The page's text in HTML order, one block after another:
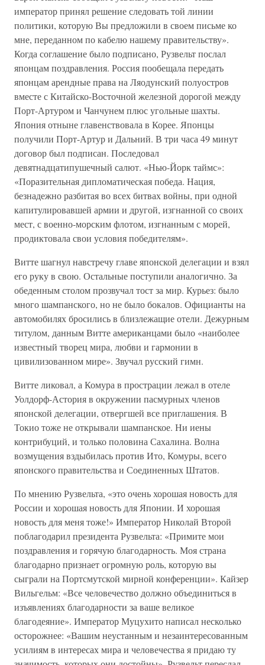
император принял решение следовать той линии
политики, которую Вы предложили в своем письме ко
мне, переданном по кабелю нашему правительству».
Когда соглашение было подписано, Рузвельт послал
японцам поздравления. Россия пообещала передать
японцам арендные права на Ляодунский полуостров
вместе с Китайско-Восточной железной дорогой между
Порт-Артуром и Чанчунем плюс угольные шахты.
Япония отныне главенствовала в Корее. Японцы
получили Порт-Артур и Дальний. В три часа 49 минут
договор был подписан. Последовал
девятнадцатипушечный салют. «Нью-Йорк таймс»:
«Поразительная дипломатическая победа. Нация,
безнадежно разбитая во всех битвах войны, при одной
капитулировавшей армии и другой, изгнанной со своих
мест, с военно-морским флотом, изгнанным с морей,
продиктовала свои условия победителям».
Витте шагнул навстречу главе японской делегации и взял
его руку в свою. Остальные поступили аналогично. За
обеденным столом прозвучал тост за мир. Курьез: было
много шампанского, но не было бокалов. Официанты на
автомобилях бросились в близлежащие отели. Дежурным
титулом, данным Витте американцами было «наиболее
известный творец мира, любви и гармонии в
цивилизованном мире». Звучал русский гимн.
Витте ликовал, а Комура в прострации лежал в отеле
Уолдорф-Астория в окружении пасмурных членов
японской делегации, отвергшей все приглашения. В
Токио тоже не открывали шампанское. Ни иены
контрибуций, и только половина Сахалина. Волна
возмущения вздыбилась против Ито, Комуры, всего
японского правительства и Соединенных Штатов.
По мнению Рузвельта, «это очень хорошая новость для
России и хорошая новость для Японии. И хорошая
новость для меня тоже!» Император Николай Второй
поблагодарил президента Рузвельта: «Примите мои
поздравления и горячую благодарность. Моя страна
благодарно признает огромную роль, которую вы
сыграли на Портсмутской мирной конференции». Кайзер
Вильгельм: «Все человечество должно объединиться в
изъявлениях благодарности за ваше великое
благодеяние». Император Муцухито написал несколько
осторожнее: «Вашим неустанным и незаинтересованным
усилиям в интересах мира и человечества я придаю ту